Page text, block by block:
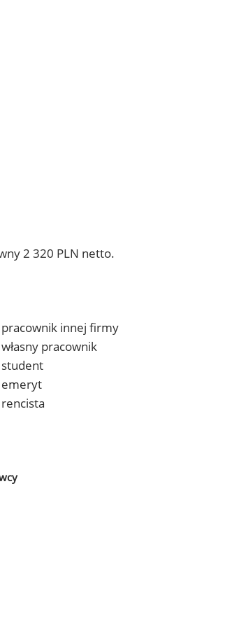
2 320 PLN netto.
innej firmy
pracownik
emeryt